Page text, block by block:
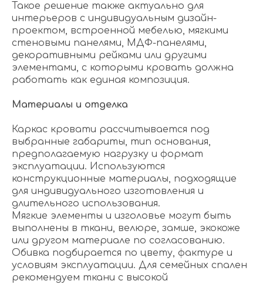
Такое решение также актуально для
интерьеров с индивидуальным дизайн-
проектом, встроенной мебелью, мягкими
стеновыми панелями, МДФ-панелями,
декоративными рейками или другими
элементами, с которыми кровать должна
работать как единая композиция.
Материалы и отделка
Каркас кровати рассчитывается под
выбранные габариты, тип основания,
предполагаемую нагрузку и формат
эксплуатации. Используются
конструкционные материалы, подходящие
для индивидуального изготовления и
длительного использования.
Мягкие элементы и изголовье могут быть
выполнены в ткани, велюре, замше, экокоже
или другом материале по согласованию.
Обивка подбирается по цвету, фактуре и
условиям эксплуатации. Для семейных спален
рекомендуем ткани с высокой